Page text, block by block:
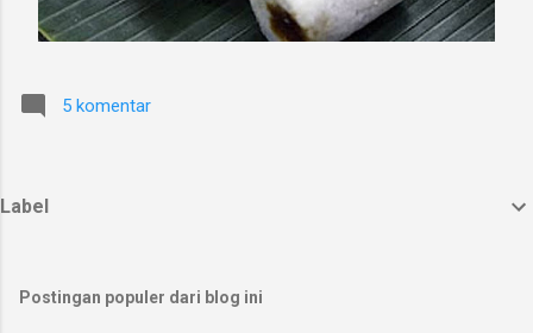
5 komentar
Label
Postingan populer dari blog ini